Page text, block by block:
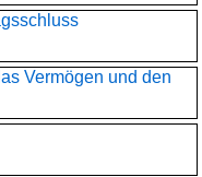
Vermögen und den